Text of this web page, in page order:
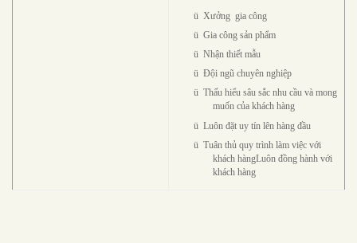
ü Xưởng gia công
ü Gia công sản phẩm
ü Nhận thiết mẫu
ü Đội ngũ chuyên nghiệp
ü Thấu hiểu sâu sắc nhu cầu và mong
muốn của khách hàng
ü Luôn đặt uy tín lên hàng đầu
ü Tuân thủ quy trình làm việc với
khách hàngLuôn đồng hành với
khách hàng